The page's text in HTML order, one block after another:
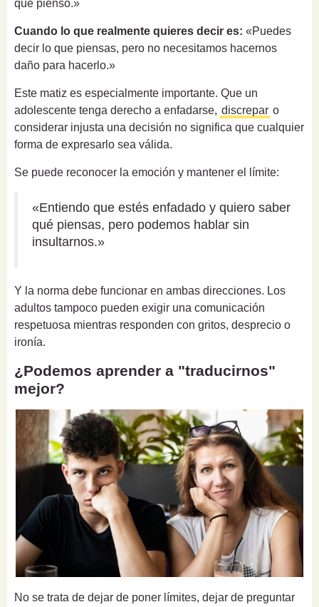
que pienso.»
Cuando lo que realmente quieres decir es: «Puedes
decir lo que piensas, pero no necesitamos hacernos
daño para hacerlo.»
Este matiz es especialmente importante. Que un
adolescente tenga derecho a enfadarse, discrepar o
considerar injusta una decisión no significa que cualquier
forma de expresarlo sea válida.
Se puede reconocer la emoción y mantener el límite:
«Entiendo que estés enfadado y quiero saber
qué piensas, pero podemos hablar sin
insultarnos.»
Y la norma debe funcionar en ambas direcciones. Los
adultos tampoco pueden exigir una comunicación
respetuosa mientras responden con gritos, desprecio o
ironía.
¿Podemos aprender a "traducirnos"
mejor?
No se trata de dejar de poner límites, dejar de preguntar